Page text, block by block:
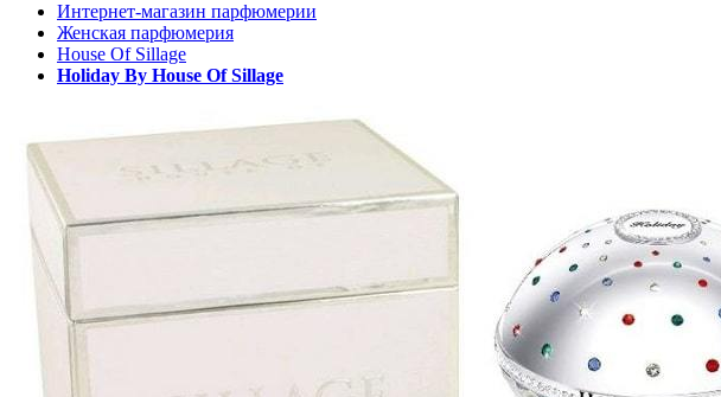
Интернет-магазин парфюмерии
Женская парфюмерия
House Of Sillage
Holiday By House Of Sillage